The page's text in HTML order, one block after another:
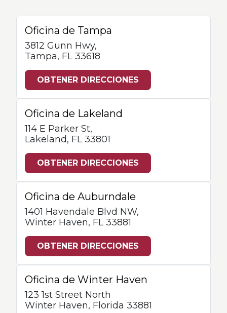
Oficina de Tampa
3812 Gunn Hwy,
Tampa, FL 33618
OBTENER DIRECCIONES
Oficina de Lakeland
114 E Parker St,
Lakeland, FL 33801
OBTENER DIRECCIONES
Oficina de Auburndale
1401 Havendale Blvd NW,
Winter Haven, FL 33881
OBTENER DIRECCIONES
Oficina de Winter Haven
123 1st Street North
Winter Haven, Florida 33881